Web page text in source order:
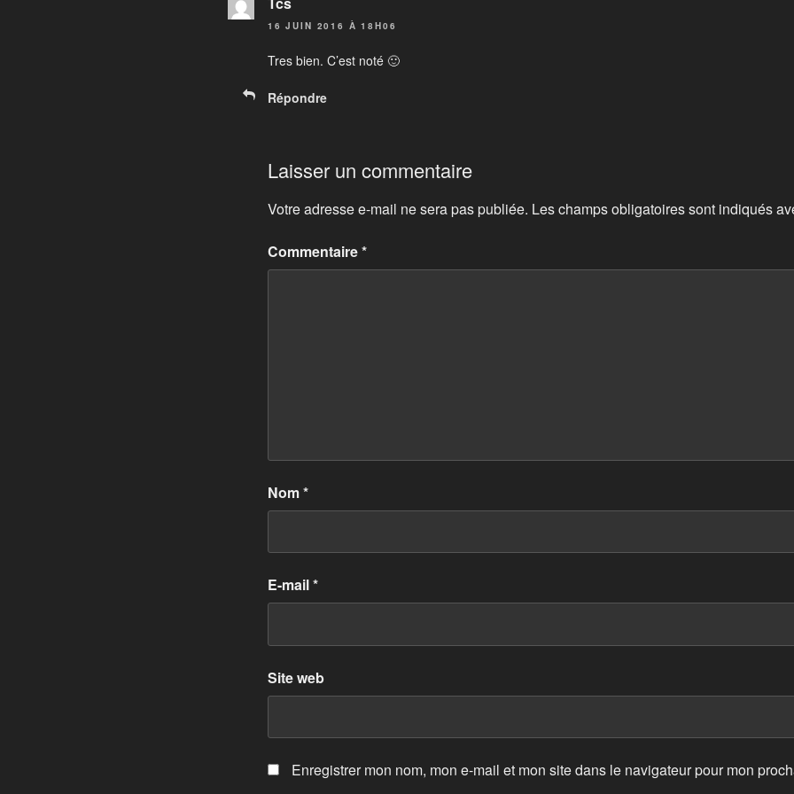
16 JUIN 2016 À 18H06
Tres bien. C’est noté 🙂
Répondre
Laisser un commentaire
Votre adresse e-mail ne sera pas publiée. Les champs obligatoires sont indiqués
Commentaire*
Nom*
E-mail*
Site web
Enregistrer mon nom, mon e-mail et mon site dans le navigateur pour mon